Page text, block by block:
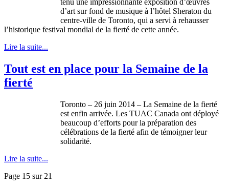
d’art sur fond de musique à l’hôtel Sheraton du
centre-ville de Toronto, qui a servi à rehausser
l’historique festival mondial de la fierté de cette année.
Lire la suite...
Tout est en place pour la Semaine de la
fierté
Toronto – 26 juin 2014 – La Semaine de la fierté
est enfin arrivée. Les TUAC Canada ont déployé
beaucoup d’efforts pour la préparation des
célébrations de la fierté afin de témoigner leur
solidarité.
Lire la suite...
Page 15 sur 21